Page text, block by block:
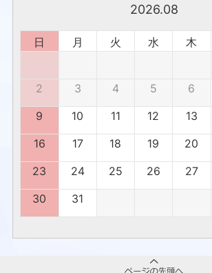
2026.08
日 月 火 水 木
2
3 4 5 6
9
10 11 12 13
16
17 18 19 20
23
24 25 26 27
30
31